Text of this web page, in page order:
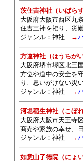
茨住吉神社（いばら
大阪府大阪市西区九
住吉三神を祀り、災
ジャンル： 神社 →
方違神社（ほうちが
大阪府堺市堺区北三
方位や道中の安全を
り、思いがけない災
ジャンル： 神社 →
河堀稲生神社（こぼ
大阪府大阪市天王寺
商売や家族の幸せ、
ジャンル： 神社 →
如意山了徳院（にょ